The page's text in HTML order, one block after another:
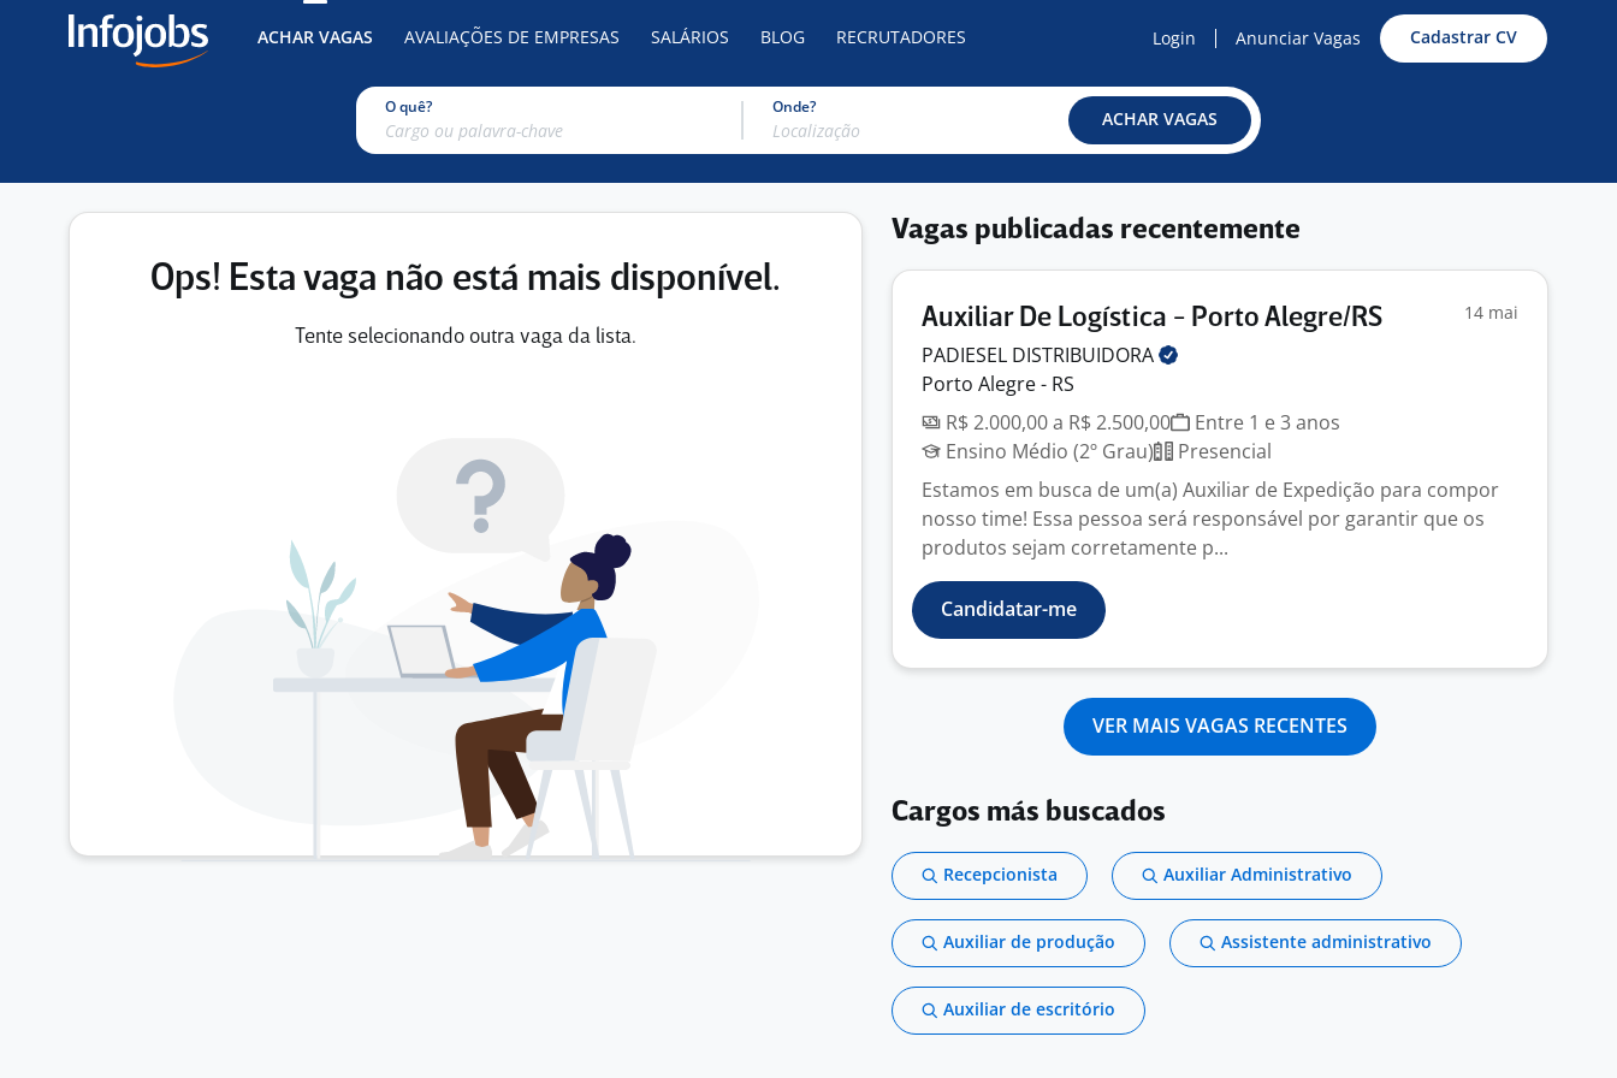
ACHAR VAGAS AVALIAÇÕES DE EMPRESAS SALÁRIOS BLOG RECRUTADORES Login Anunciar Vagas Cadastrar CV
O quê? Onde?
ACHAR VAGAS
Ops! Esta vaga não está mais disponível.
Tente selecionando outra vaga da lista.
Vagas publicadas recentemente
Auxiliar De Logística - Porto Alegre/RS 14 mai
PADIESEL DISTRIBUIDORA
Porto Alegre - RS
R$ 2.000,00 a R$ 2.500,00
Entre 1 e 3 anos
Ensino Médio (2º Grau)
Presencial
Estamos em busca de um(a) Auxiliar de Expedição para compor
nosso time! Essa pessoa será responsável por garantir que os
produtos sejam corretamente p...
Candidatar-me
VER MAIS VAGAS RECENTES
Cargos más buscados
Recepcionista Auxiliar Administrativo
Auxiliar de produção Assistente administrativo
Auxiliar de escritório